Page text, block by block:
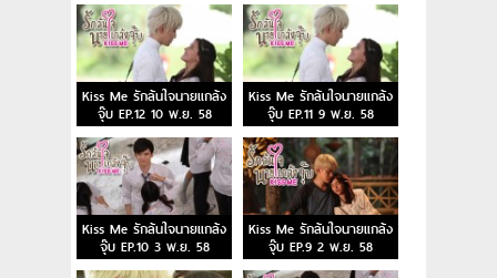
Kiss Me รักล้นใจนายแกล้ง
จุ๊บ EP.12 10 พ.ย. 58
Kiss Me รักล้นใจนายแกล้ง
จุ๊บ EP.11 9 พ.ย. 58
Kiss Me รักล้นใจนายแกล้ง
จุ๊บ EP.10 3 พ.ย. 58
Kiss Me รักล้นใจนายแกล้ง
จุ๊บ EP.9 2 พ.ย. 58